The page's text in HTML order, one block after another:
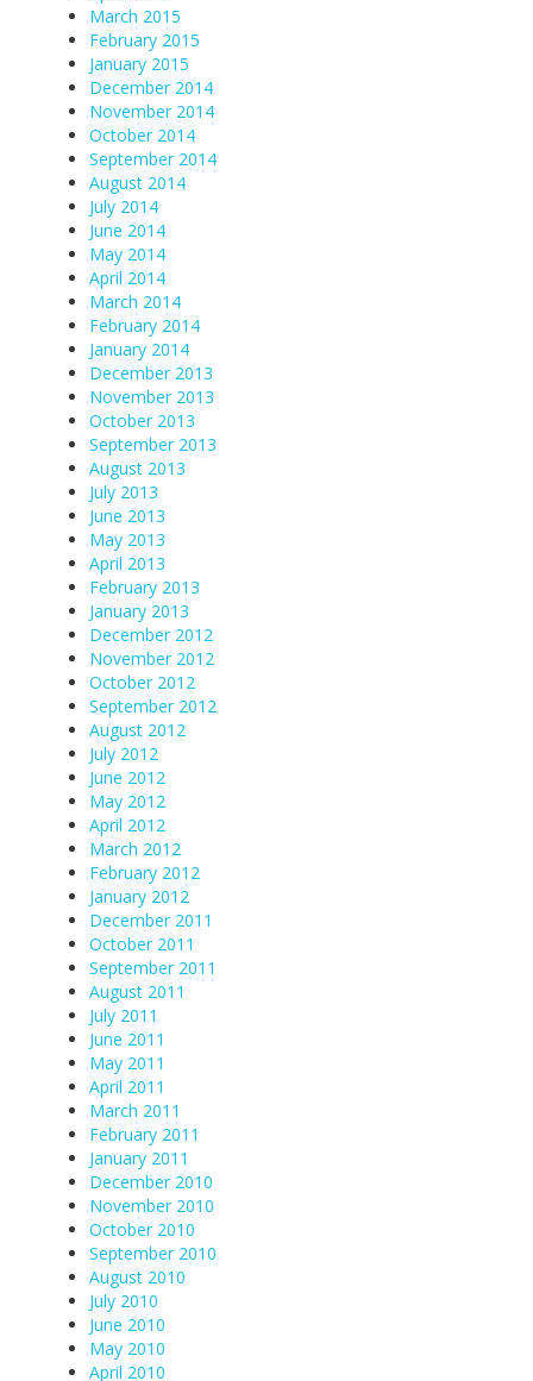
March 2015
February 2015
January 2015
December 2014
November 2014
October 2014
September 2014
August 2014
July 2014
June 2014
May 2014
April 2014
March 2014
February 2014
January 2014
December 2013
November 2013
October 2013
September 2013
August 2013
July 2013
June 2013
May 2013
April 2013
February 2013
January 2013
December 2012
November 2012
October 2012
September 2012
August 2012
July 2012
June 2012
May 2012
April 2012
March 2012
February 2012
January 2012
December 2011
October 2011
September 2011
August 2011
July 2011
June 2011
May 2011
April 2011
March 2011
February 2011
January 2011
December 2010
November 2010
October 2010
September 2010
August 2010
July 2010
June 2010
May 2010
April 2010